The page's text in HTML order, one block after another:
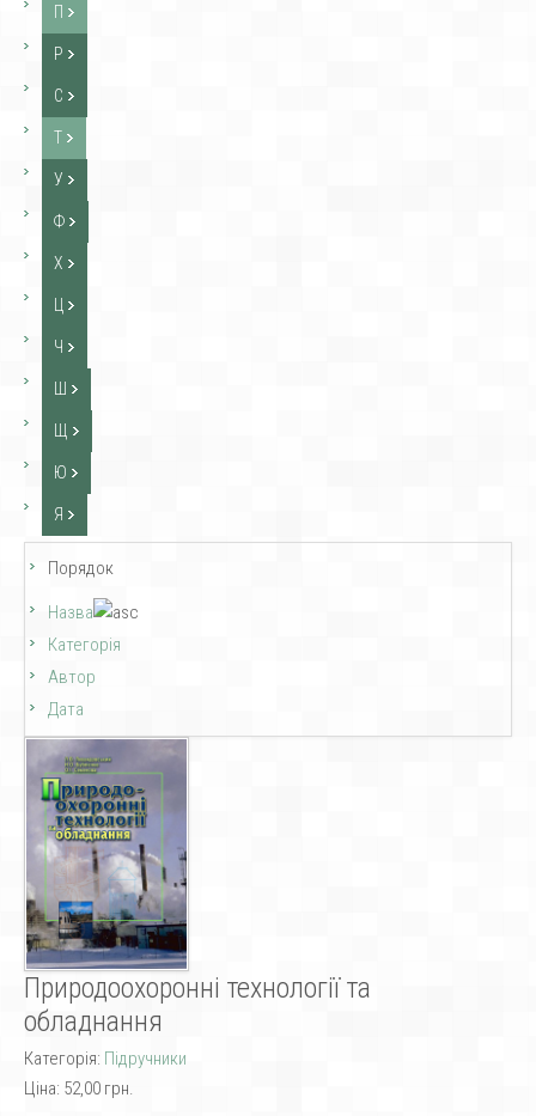
П
Р
С
Т
У
Ф
Х
Ч
Ю
Я
Порядок
Назва
Категорія
Автор
Дата
Природоохоронні технології та
обладнання
Категорія: Підручники
Ціна: 52,00 грн.